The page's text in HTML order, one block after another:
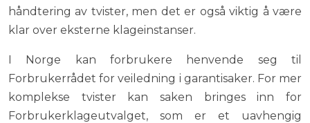
håndtering av tvister, men det er også viktig å være
klar over eksterne klageinstanser.
I Norge kan forbrukere henvende seg til
Forbrukerrådet for veiledning i garantisaker. For mer
komplekse tvister kan saken bringes inn for
Forbrukerklageutvalget, som er et uavhengig